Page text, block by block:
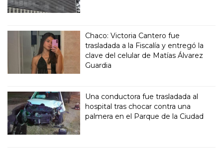
Chaco: Victoria Cantero fue
trasladada a la Fiscalía y entregó la
clave del celular de Matías Álvarez
Guardia
Una conductora fue trasladada al
hospital tras chocar contra una
palmera en el Parque de la Ciudad